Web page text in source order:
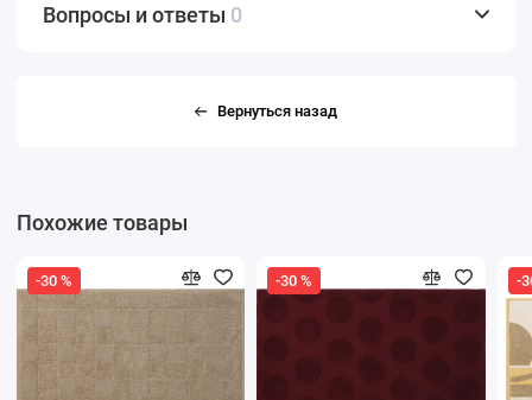
Вопросы и ответы 0
Вернуться назад
Похожие товары
-30 % -30 % -